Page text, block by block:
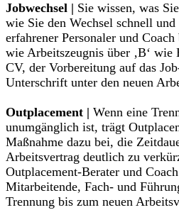
Jobwechsel | Sie wissen, was
wie Sie den Wechsel schnell
erfahrener Personaler und
wie Arbeitszeugnis über ‚B‘ wie
CV, der Vorbereitung auf das
Unterschrift unter den neuen
Outplacement | Wenn eine
unumgänglich ist, trägt
Maßnahme dazu bei, die
Arbeitsvertrag deutlich zu
Outplacement-Berater und
Mitarbeitende, Fach- und
Trennung bis zum neuen